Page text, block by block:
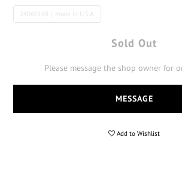
24060168｜made in U.S.A.
Sold Out
Please message the shop owner for
MESSAGE
Add to Wishlist